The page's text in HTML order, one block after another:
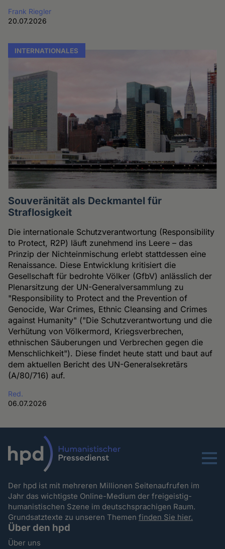
Frank Riegler
20.07.2026
INTERNATIONALES
Souveränität als Deckmantel für
Straflosigkeit
Die internationale Schutzverantwortung (Responsibility
to Protect, R2P) läuft zunehmend ins Leere – das
Prinzip der Nichteinmischung erlebt stattdessen eine
Renaissance. Diese Entwicklung kritisiert die
Gesellschaft für bedrohte Völker (GfbV) anlässlich der
Plenarsitzung der UN-Generalversammlung zu
"Responsibility to Protect and the Prevention of
Genocide, War Crimes, Ethnic Cleansing and Crimes
against Humanity" ("Die Schutzverantwortung und die
Verhütung von Völkermord, Kriegsverbrechen,
ethnischen Säuberungen und Verbrechen gegen die
Menschlichkeit"). Diese findet heute statt und baut auf
dem aktuellen Bericht des UN-Generalsekretärs
(A/80/716) auf.
Red.
06.07.2026
Menu
Der hpd ist mit mehreren Millionen Seitenaufrufen im
Jahr das wichtigste Online-Medium der freigeistig-
humanistischen Szene im deutschsprachigen Raum.
Grundsatztexte zu unseren Themenfinden Sie hier.
Über den hpd
Über uns